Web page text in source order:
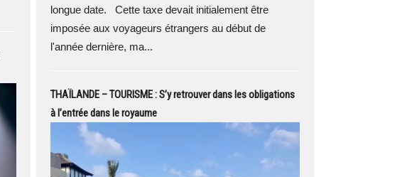
longue date. Cette taxe devait initialement être
imposée aux voyageurs étrangers au début de
l'année dernière, ma...
THAÏLANDE – TOURISME : S’y retrouver dans les obligations
à l’entrée dans le royaume